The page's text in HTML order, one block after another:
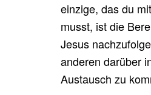
einzige, das du
musst, ist die
Jesus
anderen darüber
Austausch zu